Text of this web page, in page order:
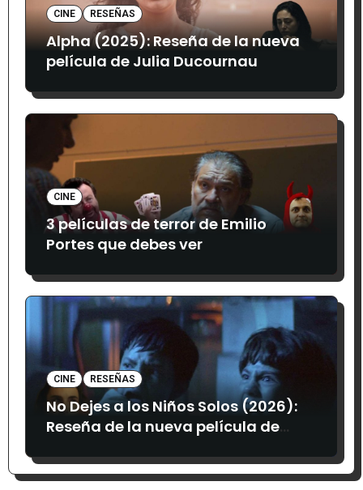
CINE RESEÑAS
Alpha (2025): Reseña de la nueva
película de Julia Ducournau
CINE
3 películas de terror de Emilio
Portes que debes ver
CINE RESEÑAS
No Dejes a los Niños Solos (2026):
Reseña de la nueva película de